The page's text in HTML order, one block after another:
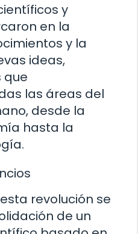
y
en la
y la
ideas,
que
las áreas del
desde la
hasta la
revolución se
de un